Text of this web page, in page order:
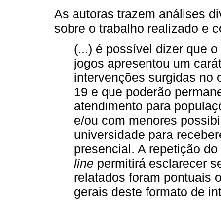
As autoras trazem análises
sobre o trabalho realizado e
(...) é possível dizer que
jogos apresentou um
intervenções surgidas no
19 e que poderão
atendimento para
e/ou com menores
universidade para
presencial. A repetição
line permitirá esclarecer
relatados foram pontuais
gerais deste formato de